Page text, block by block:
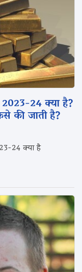
24 क्या है?
की जाती है?
24 क्या है